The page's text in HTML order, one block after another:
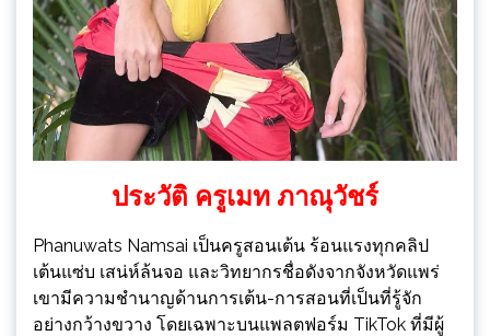
ประวัติ ครูเมท ภาณุวัชร์
Phanuwats Namsai เป็นครูสอนเต้น ร้อนแรงทุกคลิป
เต้นแซ่บ เสน่ห์ล้นจอ และวิทยากรชื่อดังจากจังหวัดแพร่
เขามีความชำนาญด้านการเต้น-การสอนที่เป็นที่รู้จัก
อย่างกว้างขวาง โดยเฉพาะบนแพลตฟอร์ม TikTok ที่มีผู้